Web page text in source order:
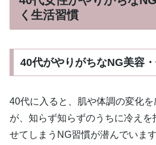
く生活習慣
40代がやりがちなNG美容
40代に入ると、肌や体調の変化
が、知らず知らずのうちに冷えを
せてしまうNG習慣が潜んでいます